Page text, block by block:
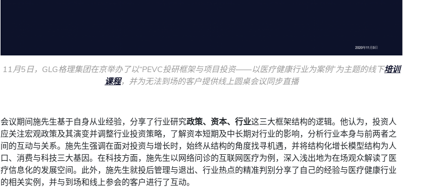
11月5日，GLG格理集团在京举办了以“PEVC投研框架与项目投资——以医疗健康行业为案例”为主题的线下培训
课程，并为无法到场的客户提供线上圆桌会议同步直播
会议期间施先生基于自身从业经验，分享了行业研究政策、资本、行业这三大框架结构的逻辑。他认为，投资人
应关注宏观政策及其演变并调整行业投资策略，了解资本短期及中长期对行业的影响，分析行业本身与前两者之
间的互动与关系。施先生强调在面对投资与增长时，始终从结构的角度找寻机遇，并将结构化增长模型结构为人
口、消费与科技三大基因。在科技方面，施先生以网络问诊的互联网医疗为例，深入浅出地为在场观众解读了医
疗信息化的发展空间。此外，施先生就投后管理与退出、行业热点的精准判别分享了自己的经验与医疗健康行业
的相关实例，并与到场和线上参会的客户进行了互动。